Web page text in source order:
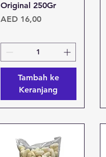
Original 250Gr
Harga
AED 16,00
Tambah ke
Keranjang